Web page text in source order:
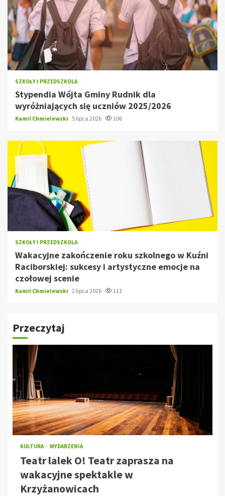
SZKOŁY I PRZEDSZKOLA
Stypendia Wójta Gminy Rudnik dla
wyróżniających się uczniów 2025/2026
Kamil Chmielewski 5 lipca 2026 106
SZKOŁY I PRZEDSZKOLA
Wakacyjne zakończenie roku szkolnego w Kuźni
Raciborskiej: sukcesy i artystyczne emocje na
czołowej scenie
Kamil Chmielewski 2 lipca 2026 111
Przeczytaj
KULTURA WYDARZENIA
Teatr lalek O! Teatr zaprasza na
wakacyjne spektakle w
Krzyżanowicach